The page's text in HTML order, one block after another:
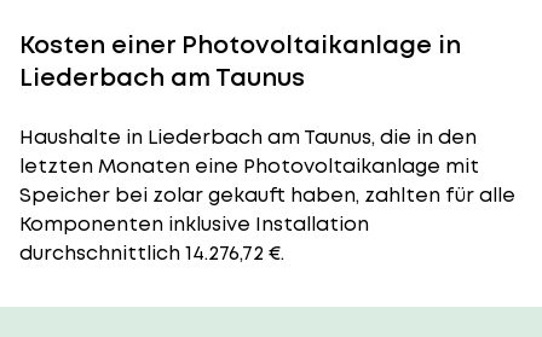
Kosten einer Photovoltaikanlage in
Liederbach am Taunus
Haushalte in Liederbach am Taunus, die in den
letzten Monaten eine Photovoltaikanlage mit
Speicher bei zolar gekauft haben, zahlten für alle
Komponenten inklusive Installation
durchschnittlich 14.276,72 €.